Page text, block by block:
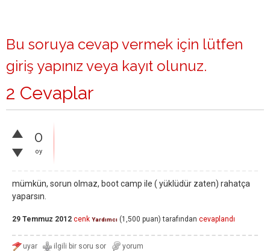
Bu soruya cevap vermek için lütfen
giriş yapınız veya kayıt olunuz.
2 Cevaplar
0
oy
mümkün, sorun olmaz, boot camp ile ( yüklüdür zaten) rahatça
yaparsın.
29 Temmuz 2012 cenk Yardımcı (1,500 puan) tarafından cevaplandı